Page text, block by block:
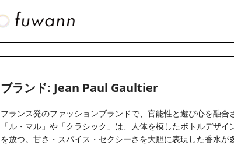
ブランド: Jean Paul Gaultier
フランス発のファッションブランドで、官能性と遊び心を融
「ル・マル」や「クラシック」は、人体を模したボトルデザ
を放つ。甘さ・スパイス・セクシーさを大胆に表現した香水